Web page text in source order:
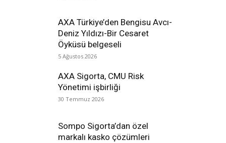
AXA Türkiye’den Bengisu Avcı-
Deniz Yıldızı-Bir Cesaret
Öyküsü belgeseli
5 Ağustos 2026
AXA Sigorta, CMU Risk
Yönetimi işbirliği
30 Temmuz 2026
Sompo Sigorta’dan özel
markalı kasko çözümleri